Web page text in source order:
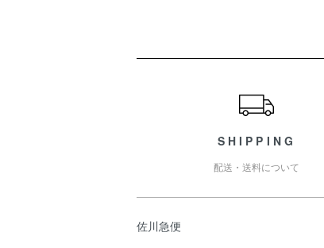
SHIPPING
配送・送料について
佐川急便